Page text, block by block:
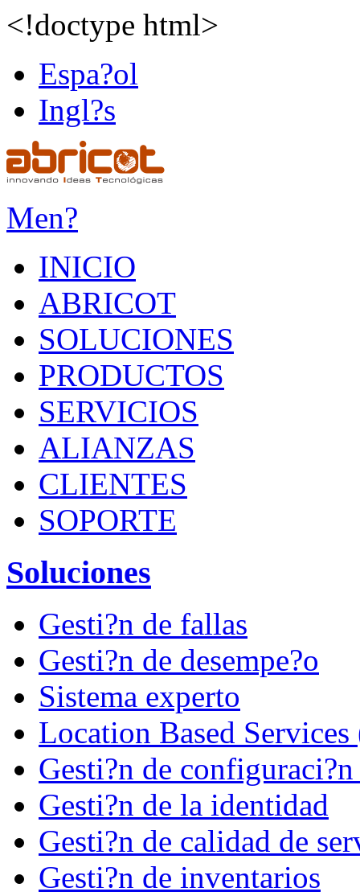
<!doctype html>
Espa?ol
Ingl?s
Men?
INICIO
ABRICOT
SOLUCIONES
PRODUCTOS
SERVICIOS
ALIANZAS
CLIENTES
SOPORTE
Soluciones
Gesti?n de fallas
Gesti?n de desempe?o
Sistema experto
Location Based
Gesti?n de
Gesti?n de la identidad
Gesti?n de calidad de
Gesti?n de inventarios